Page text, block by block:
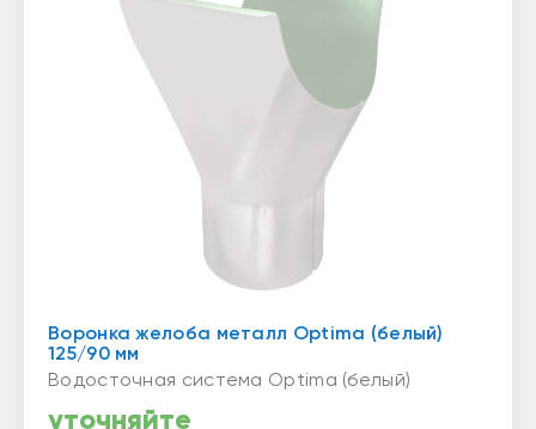
Воронка желоба металл Optima (белый)
125/90 мм
Водосточная система Optima (белый)
уточняйте